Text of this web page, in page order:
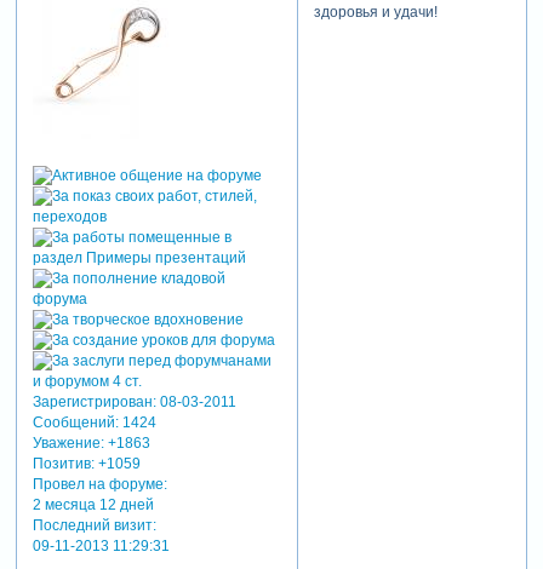
Зарегистрирован: 08-03-2011
Сообщений:1424
Уважение: +1863
Позитив: +1059
Провел на форуме:
2 месяца 12 дней
Последний визит:
09-11-2013 11:29:31
здоровья и удачи!